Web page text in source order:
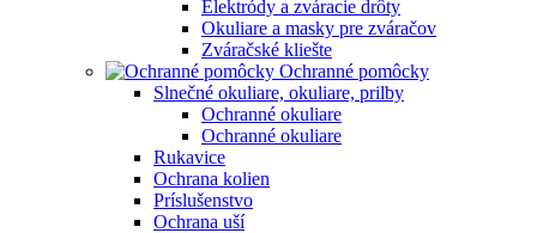
Elektródy a zváracie drôty
Okuliare a masky pre zváračov
Zváračské kliešte
Ochranné pomôcky
Slnečné okuliare, okuliare, prilby
Ochranné okuliare
Ochranné okuliare
Rukavice
Ochrana kolien
Príslušenstvo
Ochrana uší